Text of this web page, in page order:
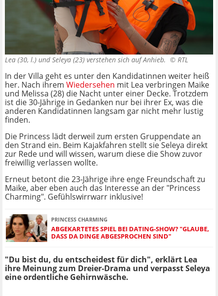
Lea (30, l.) und Seleya (23) verstehen sich auf Anhieb. © RTL
In der Villa geht es unter den Kandidatinnen weiter heiß
her. Nach ihrem Wiedersehen mit Lea verbringen Maike
und Melissa (28) die Nacht unter einer Decke. Trotzdem
ist die 30-Jährige in Gedanken nur bei ihrer Ex, was die
anderen Kandidatinnen langsam gar nicht mehr lustig
finden.
Die Princess lädt derweil zum ersten Gruppendate an
den Strand ein. Beim Kajakfahren stellt sie Seleya direkt
zur Rede und will wissen, warum diese die Show zuvor
freiwillig verlassen wollte.
Erneut betont die 23-Jährige ihre enge Freundschaft zu
Maike, aber eben auch das Interesse an der "Princess
Charming". Gefühlswirrwarr inklusive!
PRINCESS CHARMING
ABGEKARTETES SPIEL BEI DATING-SHOW? "GLAUBE,
DASS DA DINGE ABGESPROCHEN SIND"
"Du bist du, du entscheidest für dich", erklärt Lea
ihre Meinung zum Dreier-Drama und verpasst Seleya
eine ordentliche Gehirnwäsche.